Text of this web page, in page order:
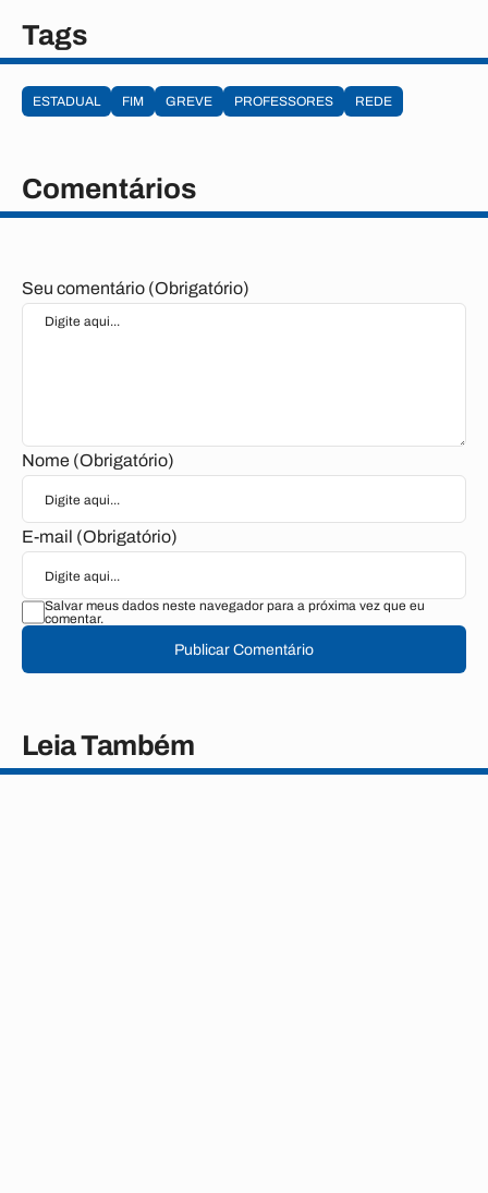
Tags
ESTADUAL FIM GREVE PROFESSORES REDE
Comentários
Seu comentário (Obrigatório)
Nome (Obrigatório)
E-mail (Obrigatório)
Salvar meus dados neste navegador para a próxima vez que eu
comentar.
Publicar Comentário
Leia Também